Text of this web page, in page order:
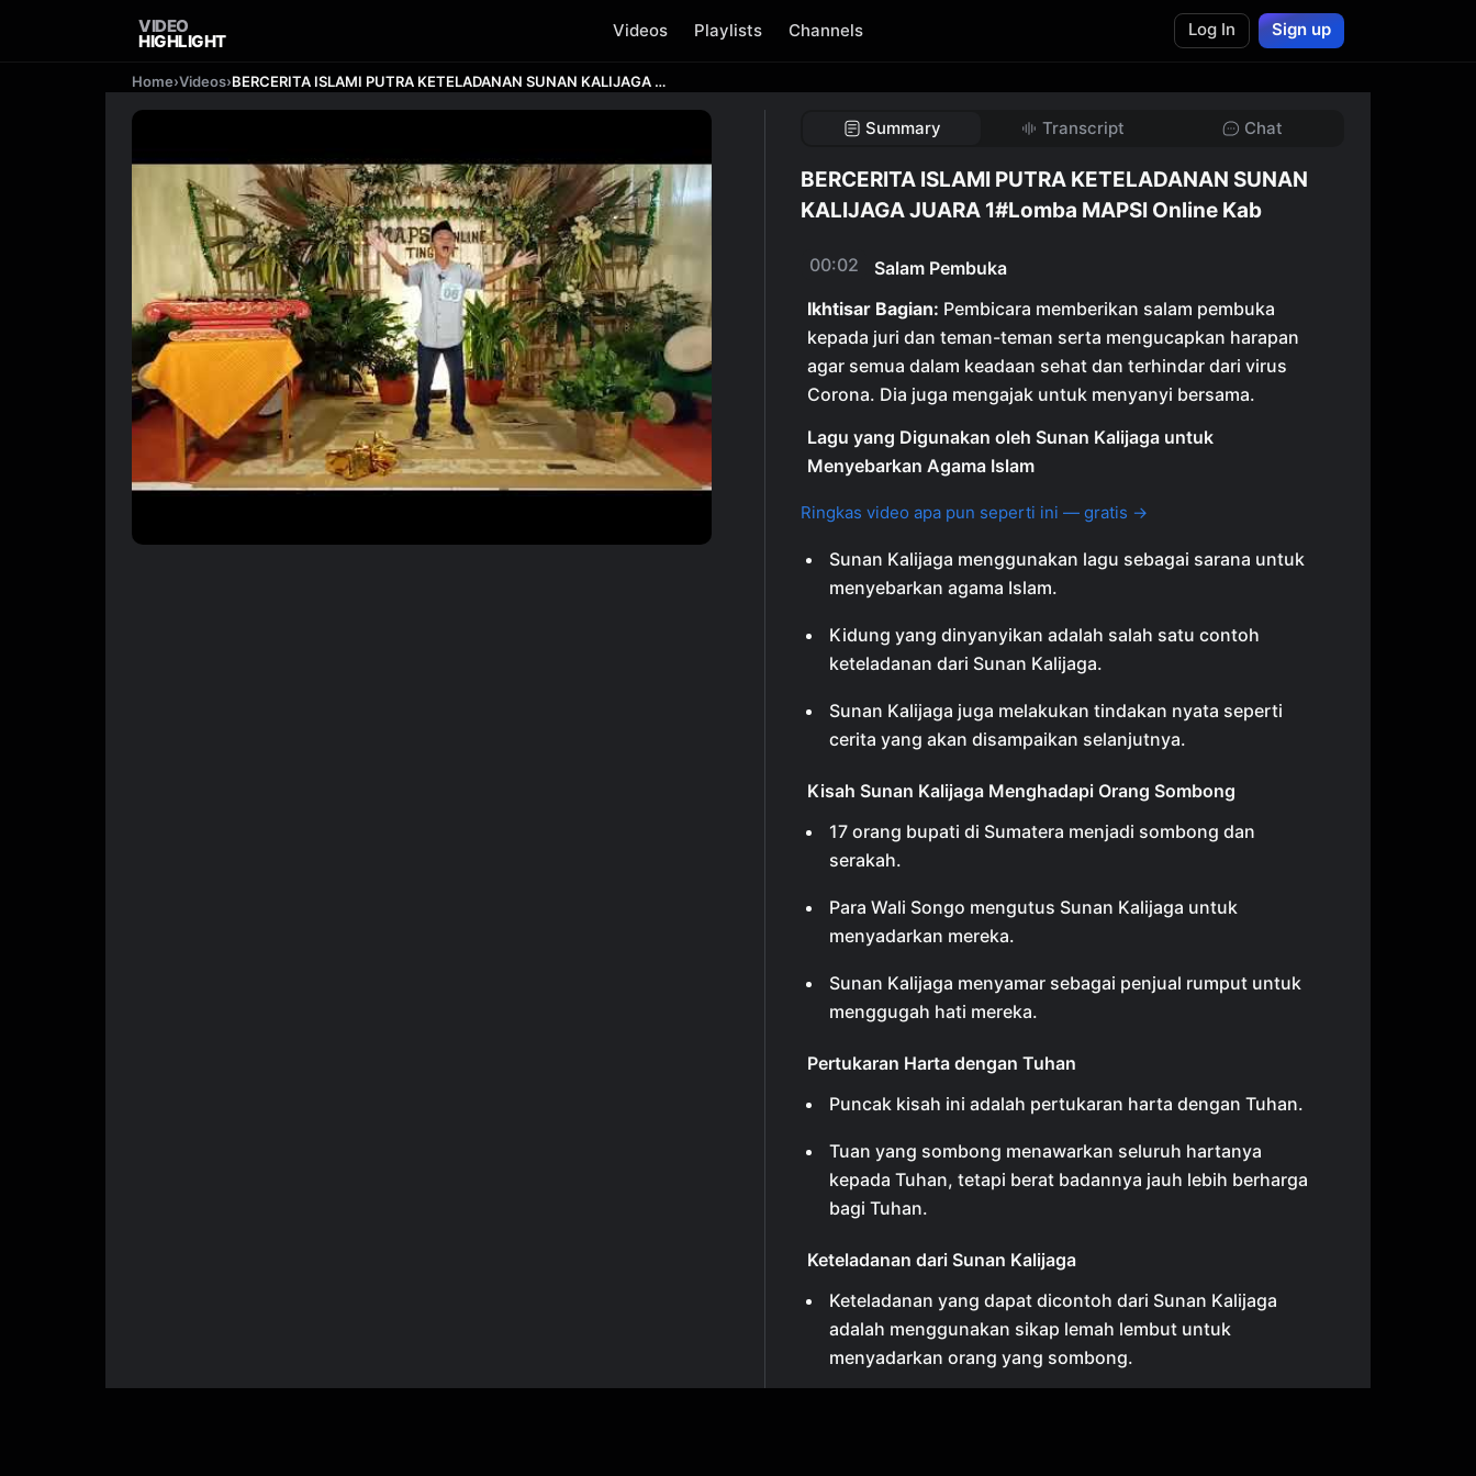
VIDEO
HIGHLIGHT
Videos Playlists Channels Log In Sign up
Home›Videos› BERCERITA ISLAMI PUTRA KETELADANAN SUNAN KALIJAGA JUARA 1#Lomba MAPSI Online Kab
Summary Transcript Chat
BERCERITA ISLAMI PUTRA KETELADANAN SUNAN
KALIJAGA JUARA 1#Lomba MAPSI Online Kab
00:02
Salam Pembuka
Ikhtisar Bagian: Pembicara memberikan salam pembuka
kepada juri dan teman-teman serta mengucapkan harapan
agar semua dalam keadaan sehat dan terhindar dari virus
Corona. Dia juga mengajak untuk menyanyi bersama.
Lagu yang Digunakan oleh Sunan Kalijaga untuk
Menyebarkan Agama Islam
Ringkas video apa pun seperti ini — gratis →
Sunan Kalijaga menggunakan lagu sebagai sarana untuk
menyebarkan agama Islam.
Kidung yang dinyanyikan adalah salah satu contoh
keteladanan dari Sunan Kalijaga.
Sunan Kalijaga juga melakukan tindakan nyata seperti
cerita yang akan disampaikan selanjutnya.
Kisah Sunan Kalijaga Menghadapi Orang Sombong
17 orang bupati di Sumatera menjadi sombong dan
serakah.
Para Wali Songo mengutus Sunan Kalijaga untuk
menyadarkan mereka.
Sunan Kalijaga menyamar sebagai penjual rumput untuk
menggugah hati mereka.
Pertukaran Harta dengan Tuhan
Puncak kisah ini adalah pertukaran harta dengan Tuhan.
Tuan yang sombong menawarkan seluruh hartanya
kepada Tuhan, tetapi berat badannya jauh lebih berharga
bagi Tuhan.
Keteladanan dari Sunan Kalijaga
Keteladanan yang dapat dicontoh dari Sunan Kalijaga
adalah menggunakan sikap lemah lembut untuk
menyadarkan orang yang sombong.